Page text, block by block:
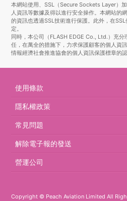
本網站使用、SSL（Secure Sockets Layer）
人資訊等數據及得以進行安全操作。本網站的
的資訊也透過SSL技術進行保護。此外，在
定。
同時，本公司（FLASH EDGE Co., Ltd.）充
任，在萬全的措施下，力求保護顧客的個人資
情報經濟社會推進協會的個人資訊保護標章的認
使用條款
隱私權政策
常見問題
解除電子報的發送
營運公司
Copyright © Peach Aviation Limited All